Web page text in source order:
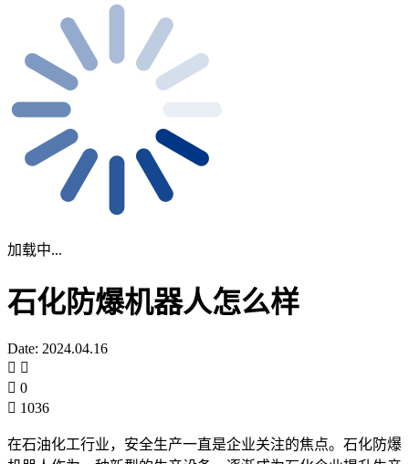
加载中...
石化防爆机器人怎么样
Date: 2024.04.16
0
1036
在石油化工行业，安全生产一直是企业关注的焦点。石化防爆